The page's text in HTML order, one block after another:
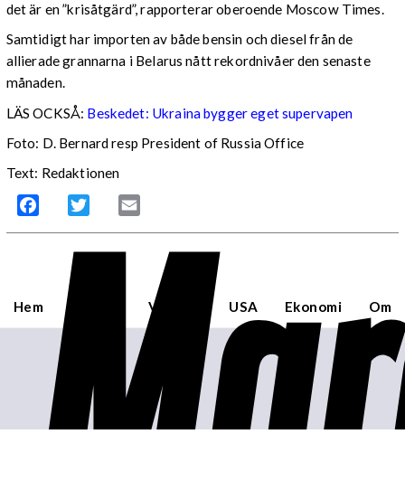
det är en ”krisåtgärd”, rapporterar oberoende Moscow Times.
Samtidigt har importen av både bensin och diesel från de
allierade grannarna i Belarus nått rekordnivåer den senaste
månaden.
LÄS OCKSÅ: Beskedet: Ukraina bygger eget supervapen
Foto: D. Bernard resp President of Russia Office
Text: Redaktionen
Facebook Twitter
Hem Världen USA Ekonomi Om